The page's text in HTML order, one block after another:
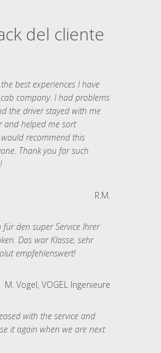
del cliente
best experiences I have
company. I had problems
the driver stayed with me
and helped me sort
recommend this
Thank you for such
R.M.
den super Service Ihrer
Das war Klasse, sehr
empfehlenswert!
M. Vogel, VOGEL Ingenieure
with the service and
it again when we are next